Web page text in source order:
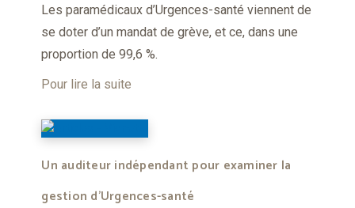
Les paramédicaux d’Urgences-santé viennent de
se doter d’un mandat de grève, et ce, dans une
proportion de 99,6 %.
Pour lire la suite
Un auditeur indépendant pour examiner la
gestion d’Urgences-santé